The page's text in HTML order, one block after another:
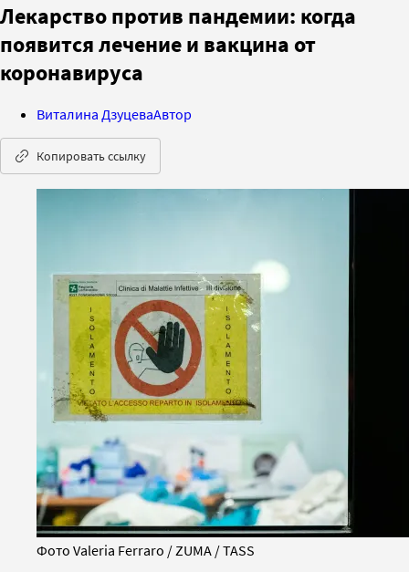
Лекарство против пандемии: когда
появится лечение и вакцина от
коронавируса
Виталина ДзуцеваАвтор
Копировать ссылку
Фото Valeria Ferraro / ZUMA / TASS